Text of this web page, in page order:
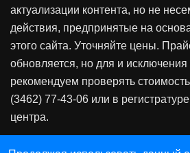
актуализации контента, но не
действия, предпринятые на
этого сайта. Уточняйте цены.
обновляется, но для и
рекомендуем проверять стоимость
(3462) 77-43-06 или в
центра.